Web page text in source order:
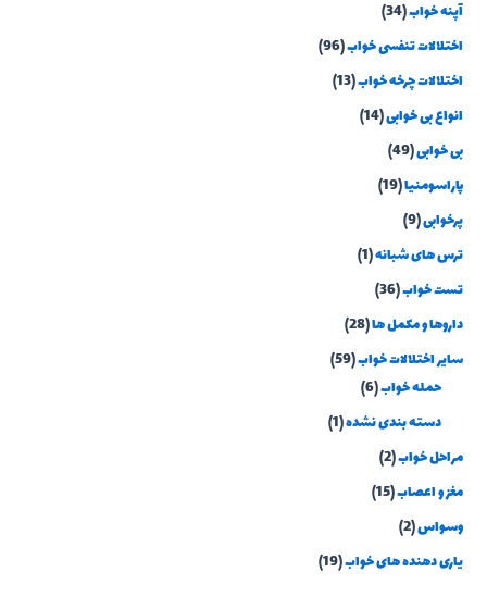
آپنه خواب(34)
اختلالات تنفسی خواب(96)
اختلالات چرخه خواب(13)
انواع بی خوابی(14)
بی خوابی(49)
پاراسومنیا(19)
پرخوابی(9)
ترس های شبانه(1)
تست خواب(36)
داروها و مکمل ها(28)
سایر اختلالات خواب(59)
حمله خواب(6)
دسته بندی نشده(1)
مراحل خواب(2)
مغز و اعصاب(15)
وسواس(2)
یاری دهنده های خواب(19)